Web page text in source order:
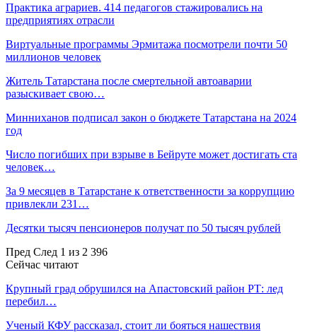
Практика аграриев. 414 педагогов стажировались на
предприятиях отрасли
Виртуальные программы Эрмитажа посмотрели почти 50
миллионов человек
Житель Татарстана после смертельной автоаварии
разыскивает свою…
Минниханов подписал закон о бюджете Татарстана на 2024
год
Число погибших при взрыве в Бейруте может достигать ста
человек…
За 9 месяцев в Татарстане к ответственности за коррупцию
привлекли 231…
Десятки тысяч пенсионеров получат по 50 тысяч рублей
Пред След 1 из 2 396
Сейчас читают
Крупный град обрушился на Апастовский район РТ: лед
перебил…
Ученый КФУ рассказал, стоит ли бояться нашествия